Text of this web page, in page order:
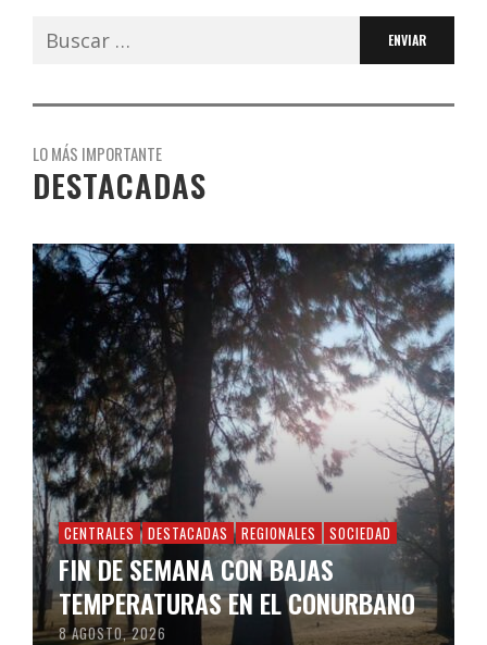
Buscar:
LO MÁS IMPORTANTE
DESTACADAS
CENTRALES DESTACADAS REGIONALES SOCIEDAD
FIN DE SEMANA CON BAJAS
TEMPERATURAS EN EL CONURBANO
8 AGOSTO, 2026